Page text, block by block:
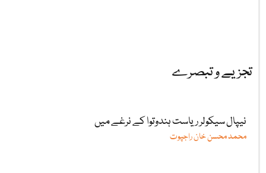
تجزیے و تبصرے
نیپال سیکولر ریاست ہندوتوا کے نرغے میں
محمد محسن خان راجپوت